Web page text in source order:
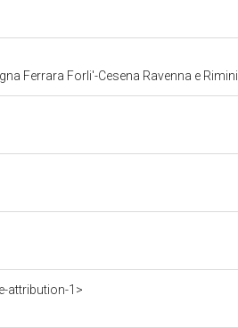
Ferrara Forli'-Cesena Ravenna e Rimini
attribution-1>